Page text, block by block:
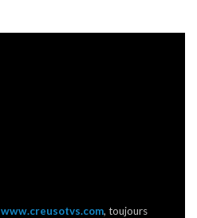
www.creusotvs.com, toujours